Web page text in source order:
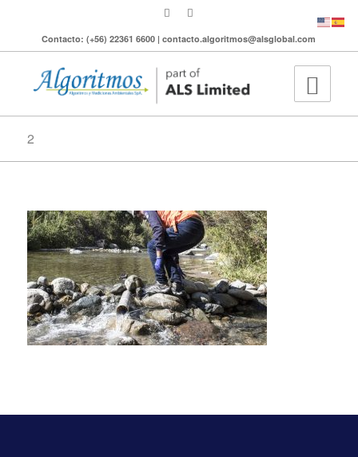
Contacto: (+56) 22361 6600 | contacto.algoritmos@alsglobal.com
2